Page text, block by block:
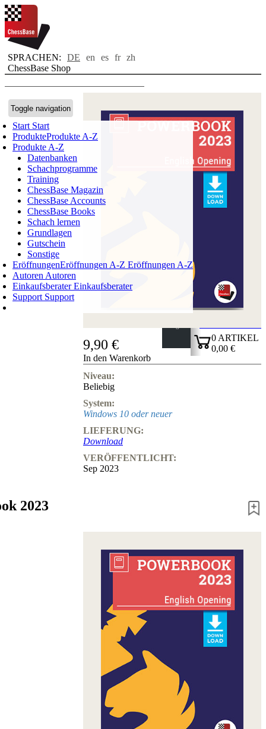
SPRACHEN: DE en es fr zh
ChessBase Shop
Toggle navigation
Start Start
ProdukteProdukte A-Z
Produkte A-Z
Datenbanken
Schachprogramme
Training
ChessBase Magazin
ChessBase Accounts
ChessBase Books
Schach lernen
Grundlagen
Gutschein
Sonstige
EröffnungenEröffnungen A-Z Eröffnungen A-Z
Autoren Autoren
EinkaufsberaterEinkaufsberater
Support Support
0 ARTIKEL
0,00 €
✔
9,90 €
In den Warenkorb
Niveau:
Beliebig
System:
Windows 10 oder neuer
LIEFERUNG:
Download
VERÖFFENTLICHT:
Sep 2023
2023